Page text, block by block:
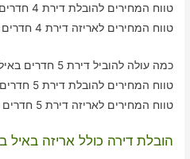
טווח המחירים להובלת דירת 4 חדרים באיל – בין 2020-3160 ש"ח
טווח המחירים לאריזה דירת 4 חדרים באיל – בין 1750-2050 ש"ח
כמה עולה להוביל דירת 5 חדרים באיל עם חברת הובלה כולל אריזה?
טווח המחירים להובלת דירת 5 חדרים באיל – בין 3040-3980 ש"ח
טווח המחירים לאריזה דירת 5 חדרים באיל – בין 2060-3200 ש"ח
הובלת דירה כולל אריזה באיל